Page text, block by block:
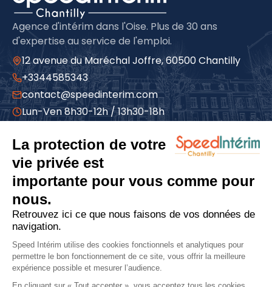
Agence d'intérim dans l'Oise. Plus de 30 ans
d'expertise au service de l'emploi.
12 avenue du Maréchal Joffre, 60500 Chantilly
+3344585343
contact@speedinterim.com
Lun-Ven 8h30-12h / 13h30-18h
À propos
Qui sommes-nous
Espace candidat
Espace entreprise
Actualités